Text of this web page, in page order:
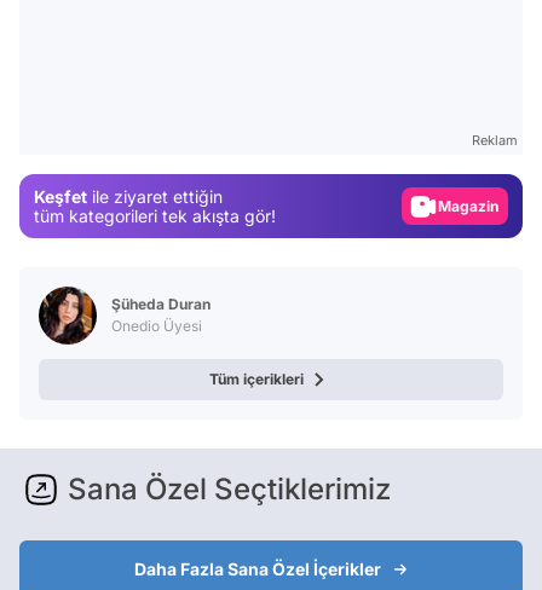
Reklam
Keşfet ile ziyaret ettiğin
tüm kategorileri tek akışta gör!
Magazin
Şüheda Duran
Onedio Üyesi
Tüm içerikleri
Sana Özel Seçtiklerimiz
Daha Fazla Sana Özel İçerikler